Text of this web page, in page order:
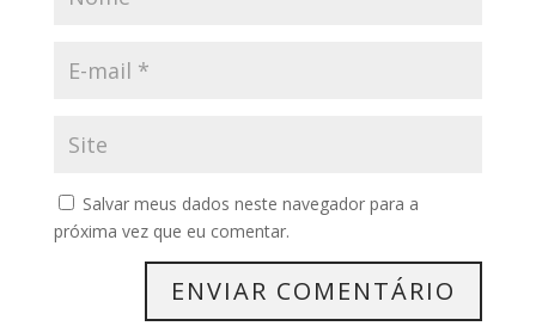
Salvar meus dados neste navegador para a
próxima vez que eu comentar.